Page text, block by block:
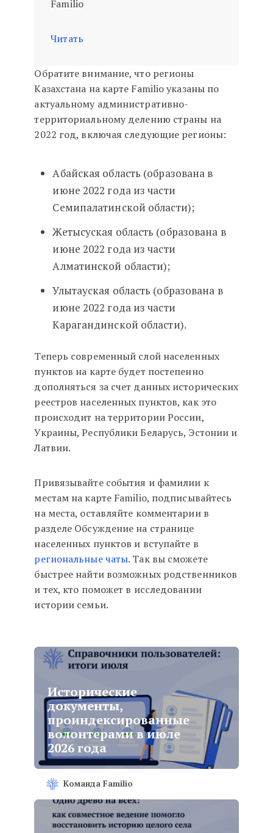
Familio
Читать
Обратите внимание, что регионы
Казахстана на карте Familio указаны по
актуальному административно-
территориальному делению страны на
2022 год, включая следующие регионы:
Абайская область (образована в
июне 2022 года из части
Семипалатинской области);
Жетысуская область (образована в
июне 2022 года из части
Алматинской области);
Улытауская область (образована в
июне 2022 года из части
Карагандинской области).
Теперь современный слой населенных
пунктов на карте будет постепенно
дополняться за счет данных исторических
реестров населенных пунктов, как это
происходит на территории России,
Украины, Республики Беларусь, Эстонии и
Латвии.
Привязывайте события и фамилии к
местам на карте Familio, подписывайтесь
на места, оставляйте комментарии в
разделе Обсуждение на странице
населенных пунктов и вступайте в
региональные чаты. Так вы сможете
быстрее найти возможных родственников
и тех, кто поможет в исследовании
истории семьи.
Исторические
документы,
проиндексированные
волонтерами в июле
2026 года
Команда Familio